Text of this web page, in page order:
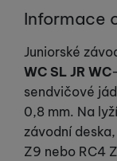
Informace
Juniorské
WC SL JR WC
sendvičové
0,8 mm. Na
závodní
Z9 nebo RC4